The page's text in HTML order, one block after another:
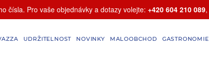
čísla. Pro vaše objednávky a dotazy volejte: +420 604 210 089,
UDRŽITELNOST NOVINKY MALOOBCHOD GASTRONOMIE